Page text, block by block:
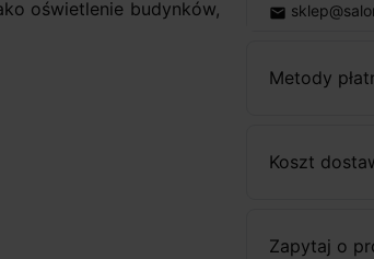
email
Metody
Koszt
Zapytaj o
oświetlenie budynków,